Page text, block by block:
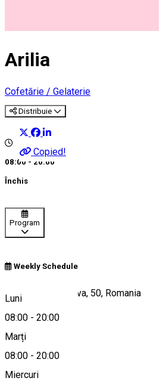
Arilia
Cofetărie / Gelaterie
Distribuie
Copied!
08:00 - 20:00
Închis
Program
Weekly Schedule
Luni
08:00 - 20:00
Marți
08:00 - 20:00
Miercuri
Calea Unirii, Craiova, 50, Romania
Hartă